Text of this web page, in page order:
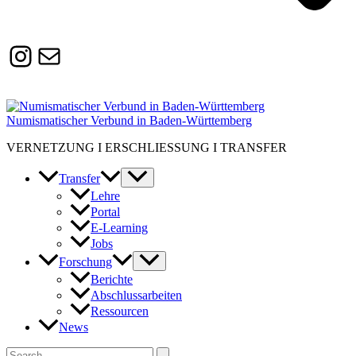
Instagram
Susanne.Boerner@zaw.uni-
heidelberg.de
Numismatischer Verbund in Baden-Württemberg
VERNETZUNG I ERSCHLIESSUNG I TRANSFER
Transfer
Lehre
Portal
E-Learning
Jobs
Forschung
Berichte
Abschlussarbeiten
Ressourcen
News